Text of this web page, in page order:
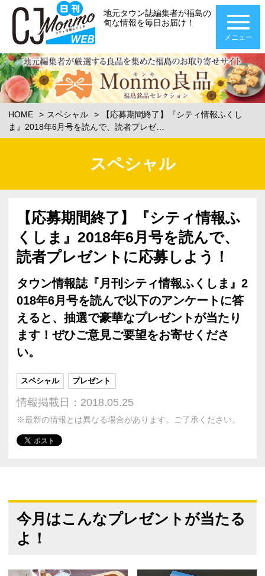
地元タウン誌編集者が福島の
旬な情報を毎日お届け！
メニュー
HOME スペシャル
【応募期間終了】『シティ情報ふくし
ま』2018年6月号を読んで、読者プレゼ…
スペシャル
【応募期間終了】『シティ情報ふ
くしま』2018年6月号を読んで、
読者プレゼントに応募しよう！
タウン情報誌『月刊シティ情報ふくしま』2
018年6月号を読んで以下のアンケートに答
えると、抽選で豪華なプレゼントが当たり
ます！ぜひご意見ご要望をお寄せくださ
い。
スペシャル プレゼント
情報掲載日：2018.05.25
※最新の情報とは異なる場合があります。ご了承ください。
今月はこんなプレゼントが当たる
よ！